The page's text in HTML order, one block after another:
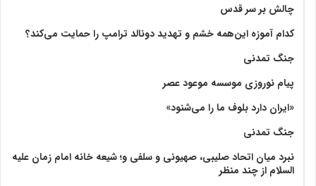
چالش بر سر قدس
کدام آموزه این‌همه خشم و تهدید دونالد ترامپ را حمایت می‌کند؟
جنگ تمدنی
پیام نوروزی موسسه موعود عصر
«ایران دارد بلوف ما را می‌شنود»
جنگ تمدنی
نبرد میان اتحاد صلیبی، صهیونی و سلفی و؛ شیعه خانه امام زمان علیه
السلام از چند منظر